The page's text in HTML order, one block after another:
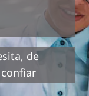
de